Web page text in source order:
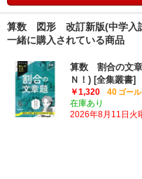
算数 図形 改訂新版(中学入
一緒に購入されている商品
算数 割合の文
Ｎ！) [全集叢書]
￥1,320 40 ゴー
在庫あり
2026年8月11日火